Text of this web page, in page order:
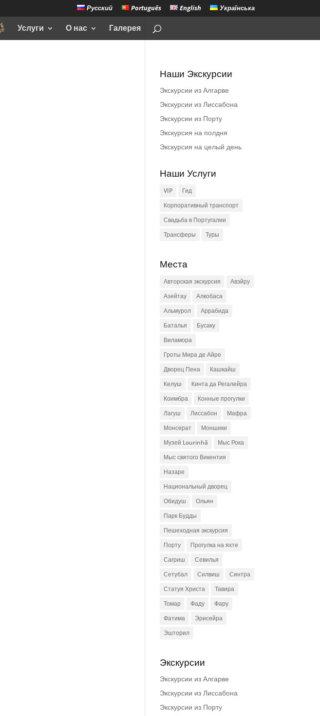
Русский Português English Українська
Услуги О нас Галерея
Наши Экскурсии
Экскурсии из Алгарве
Экскурсии из Лиссабона
Экскурсии из Порту
Экскурсия на полдня
Экскурсия на целый день
Наши Услуги
VIP
Гид
Корпоративный транспорт
Свадьба в Португалии
Трансферы
Туры
Места
Авторская экскурсия
Авэйру
Азейтау
Алкобаса
Альмурол
Аррабида
Баталья
Бусаку
Виламора
Гроты Мира де Айре
Дворец Пена
Кашкайш
Келуш
Кинта да Регалейра
Коимбра
Конные прогулки
Лагуш
Лиссабон
Мафра
Монсерат
Моншики
Музей Lourinhã
Мыс Рока
Мыс святого Викентия
Назаре
Национальный дворец
Обидуш
Ольян
Парк Будды
Пешеходная экскурсия
Порту
Прогулка на яхте
Сагриш
Севилья
Сетубал
Силвиш
Синтра
Статуя Христа
Тавира
Томар
Фаду
Фару
Фатима
Эрисейра
Эшторил
Экскурсии
Экскурсии из Алгарве
Экскурсии из Лиссабона
Экскурсии из Порту